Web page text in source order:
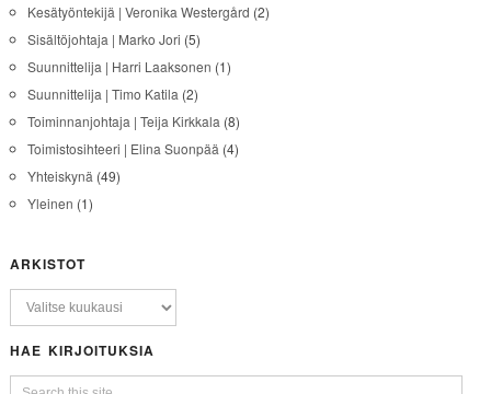
Kesätyöntekijä | Veronika Westergård (2)
Sisältöjohtaja | Marko Jori (5)
Suunnittelija | Harri Laaksonen (1)
Suunnittelija | Timo Katila (2)
Toiminnanjohtaja | Teija Kirkkala (8)
Toimistosihteeri | Elina Suonpää (4)
Yhteiskynä (49)
Yleinen (1)
ARKISTOT
HAE KIRJOITUKSIA